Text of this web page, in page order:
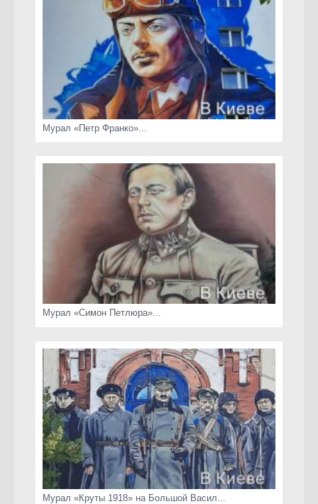
Мурал «Петр Франко»...
Мурал «Симон Петлюра»...
Мурал «Круты 1918» на Большой Васил...